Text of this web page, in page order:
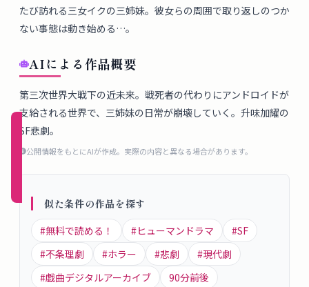
ロ
イ
ン
新規
登録
たび訪れる三女イクの三姉妹。彼女らの周囲で取り返しのつか
ない事態は動き始める…。
AIによる作品概要
第三次世界大戦下の近未来。戦死者の代わりにアンドロイドが
支給される世界で、三姉妹の日常が崩壊していく。升味加耀の
SF悲劇。
公開情報をもとにAIが作成。実際の内容と異なる場合があります。
似た条件の作品を探す
#無料で読める！ #ヒューマンドラマ #SF
#不条理劇 #ホラー #悲劇 #現代劇
#戯曲デジタルアーカイブ 90分前後